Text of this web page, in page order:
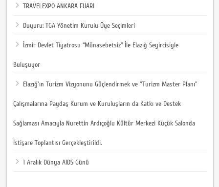
TRAVELEXPO ANKARA FUARI
Duyuru: TGA Yönetim Kurulu Üye Seçimleri
İzmir Devlet Tiyatrosu “Münasebetsiz” İle Elazığ Seyircisiyle
Buluşuyor
Elazığ'ın Turizm Vizyonunu Güçlendirmek ve "Turizm Master Planı"
Çalışmalarına Paydaş Kurum ve Kuruluşların da Katkı ve Destek
Sağlaması Amacıyla Nurettin Ardıçoğlu Kültür Merkezi Küçük Salonda
İstişare Toplantısı Gerçekleştirildi.
1 Aralık Dünya AIDS Günü